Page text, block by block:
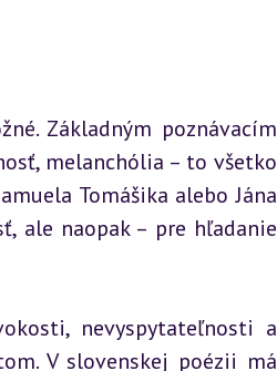
Základným poznávacím
melanchólia – to všetko
Tomášika alebo Jána
ale naopak – pre hľadanie
nevyspytateľnosti a
V slovenskej poézii má